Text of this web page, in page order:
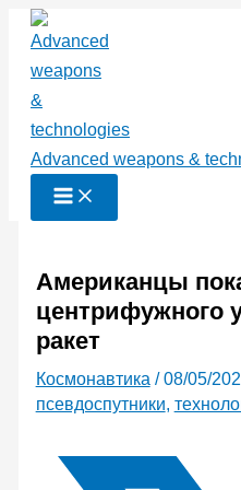
Перейти
содержимому
Advanced weapons &
Американцы
центрифужного
ракет
Космонавтика /08/05/
псевдоспутники,